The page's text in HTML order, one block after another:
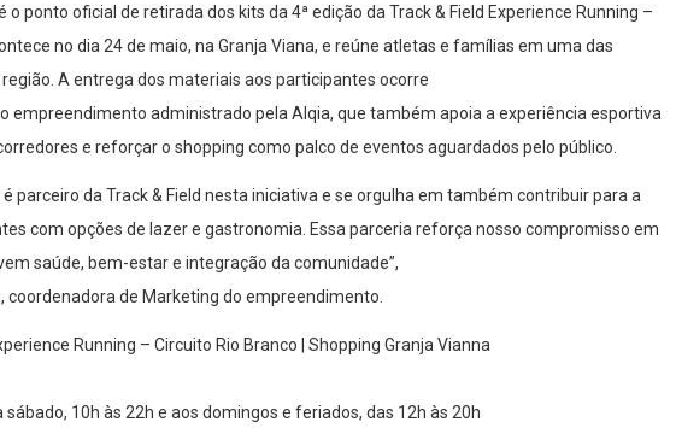
o ponto oficial de retirada dos kits da 4ª edição da Track & Field Experience Running –
no dia 24 de maio, na Granja Viana, e reúne atletas e famílias em uma das
A entrega dos materiais aos participantes ocorre
empreendimento administrado pela Alqia, que também apoia a experiência esportiva
e reforçar o shopping como palco de eventos aguardados pelo público.
é parceiro da Track & Field nesta iniciativa e se orgulha em também contribuir para a
com opções de lazer e gastronomia. Essa parceria reforça nosso compromisso em
saúde, bem-estar e integração da comunidade”,
coordenadora de Marketing do empreendimento.
Running – Circuito Rio Branco | Shopping Granja Vianna
10h às 22h e aos domingos e feriados, das 12h às 20h